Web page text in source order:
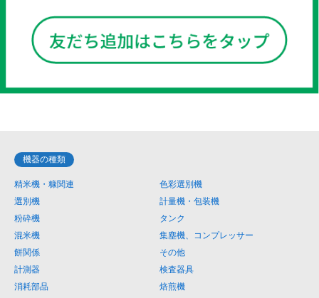
機器の種類
精米機・糠関連
色彩選別機
選別機
計量機・包装機
粉砕機
タンク
混米機
集塵機、コンプレッサー
餅関係
その他
計測器
検査器具
消耗部品
焙煎機